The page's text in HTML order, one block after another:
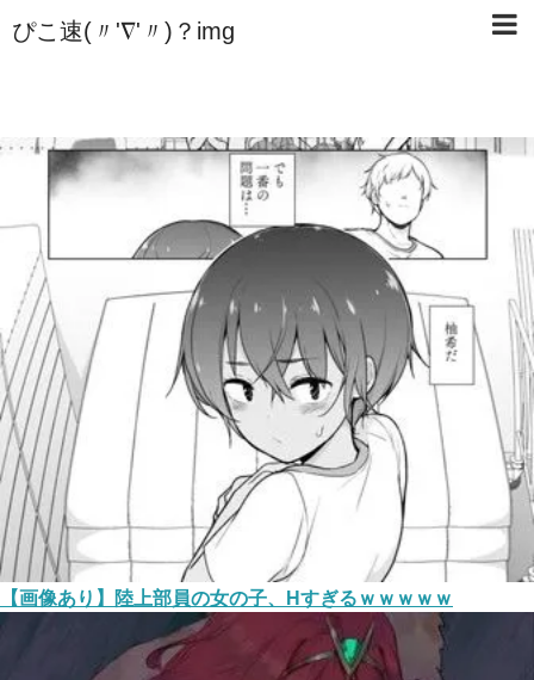
ぴこ速(〃'∇'〃)？img
【画像あり】陸上部員の女の子、Hすぎるｗｗｗｗｗ